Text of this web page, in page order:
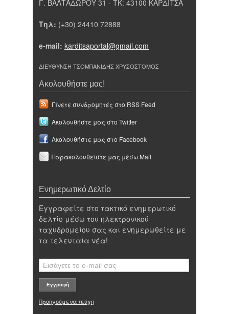
Γ. ΒΑΛΤΑΔΩΡΟΥ 31 - ΤΚ: 43100 ΚΑΡΔΙΤΣΑ
Τηλ: (+30) 24410 72888
e-mail: karditsaportal@gmail.com
ΔΙΕΥΘΥΝΣΗ ΤΣΟΜΠΑΝΙΔΗΣ ΧΡΥΣΟΣΤΟΜΟΣ
Ακολουθήστε μας!
Γίνετε συνδρομητές στο RSS Feed
Ακολουθήστε μας στο Twitter
Ακολουθήστε μας στο Facebook
Παρακολουθείστε μας μέσω Mail
Ενημερωτικό Δελτίο
Εγγραφείτε στο τακτικό ενημερωτικό
δελτίο μέσω του ηλεκτρονικού
ταχυδρομείου σας και ενημερωθείτε με
τα τελευταία νέα!
Προηγούμενα τεύχη